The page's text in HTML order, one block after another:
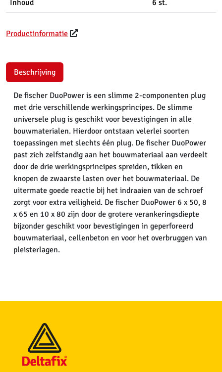
Inhoud 6 st.
Productinformatie
Beschrijving
De fischer DuoPower is een slimme 2-componenten plug
met drie verschillende werkingsprincipes. De slimme
universele plug is geschikt voor bevestigingen in alle
bouwmaterialen. Hierdoor ontstaan velerlei soorten
toepassingen met slechts één plug. De fischer DuoPower
past zich zelfstandig aan het bouwmateriaal aan verdeelt
door de drie werkingsprincipes spreiden, tikken en
knopen de zwaarste lasten over het bouwmateriaal. De
uitermate goede reactie bij het indraaien van de schroef
zorgt voor extra veiligheid. De fischer DuoPower 6 x 50, 8
x 65 en 10 x 80 zijn door de grotere verankeringsdiepte
bijzonder geschikt voor bevestigingen in geperforeerd
bouwmateriaal, cellenbeton en voor het overbruggen van
pleisterlagen.